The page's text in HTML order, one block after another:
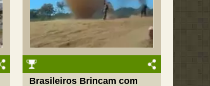
Brasileiros Brincam com